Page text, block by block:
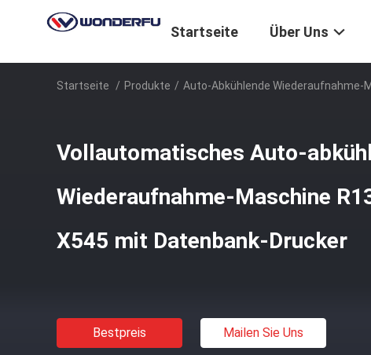
Startseite Über Uns
Startseite / Produkte / Auto-Abkühlende Wiederaufnahme-
Vollautomatisches Auto-
Wiederaufnahme-Maschine
X545 mit Datenbank-Drucker
Bestpreis Mailen Sie Uns